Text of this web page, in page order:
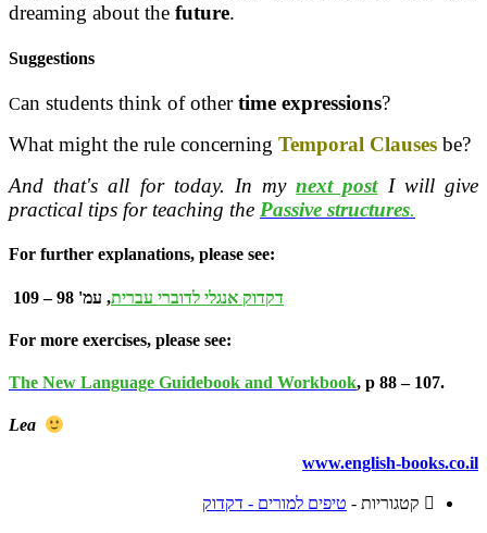
dreaming about the future.
Suggestions
Can students think of othertime expressions?
What might the rule concerning Temporal Clauses be?
And that's all for today. In mynext postI will give
practical tips for teaching the Passive structures.
For further explanations, please see:
דקדוק אנגלי לדוברי עברית, עמ' 98 – 109
For more exercises, please see:
The New Language Guidebook and Workbook, p 88 – 107.
Lea
www.english-books.co.il
קטגוריות - טיפים למורים - דקדוק